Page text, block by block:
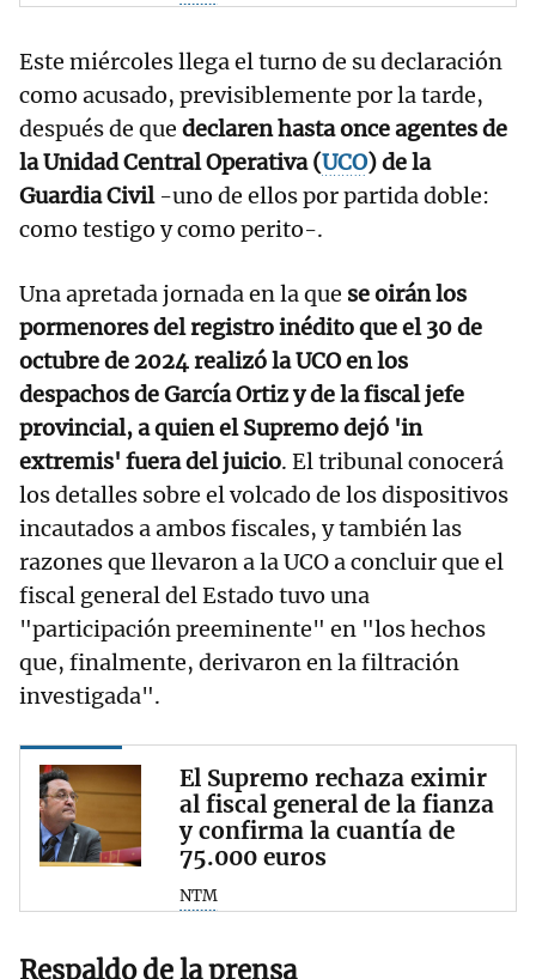
Este miércoles llega el turno de su declaración
como acusado, previsiblemente por la tarde,
después de que declaren hasta once agentes de
la Unidad Central Operativa (UCO) de la
Guardia Civil-uno de ellos por partida doble:
como testigo y como perito-.
Una apretada jornada en la que se oirán los
pormenores del registro inédito que el 30 de
octubre de 2024 realizó la UCO en los
despachos de García Ortiz y de la fiscal jefe
provincial, a quien el Supremo dejó 'in
extremis' fuera del juicio. El tribunal conocerá
los detalles sobre el volcado de los dispositivos
incautados a ambos fiscales, y también las
razones que llevaron a la UCO a concluir que el
fiscal general del Estado tuvo una
"participación preeminente" en "los hechos
que, finalmente, derivaron en la filtración
investigada".
El Supremo rechaza eximir
al fiscal general de la fianza
y confirma la cuantía de
75.000 euros
NTM
Respaldo de la prensa